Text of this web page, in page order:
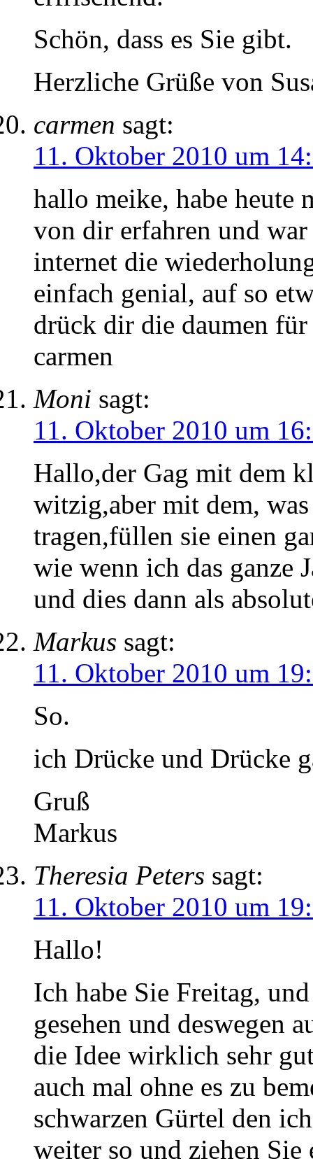
Schön, dass es Sie gibt.
Herzliche Grüße von
carmen sagt:
11. Oktober 2010 um
hallo meike, habe heute
von dir erfahren und
internet die
einfach genial, auf so
drück dir die daumen
carmen
Moni sagt:
11. Oktober 2010 um
Hallo,der Gag mit dem
witzig,aber mit dem,
tragen,füllen sie einen
wie wenn ich das ganze
und dies dann als
Markus sagt:
11. Oktober 2010 um
So.
ich Drücke und Drücke
Gruß
Markus
Theresia Peters sagt:
11. Oktober 2010 um
Hallo!
Ich habe Sie Freitag,
gesehen und deswegen
die Idee wirklich sehr
auch mal ohne es zu
schwarzen Gürtel den
weiter so und ziehen Sie